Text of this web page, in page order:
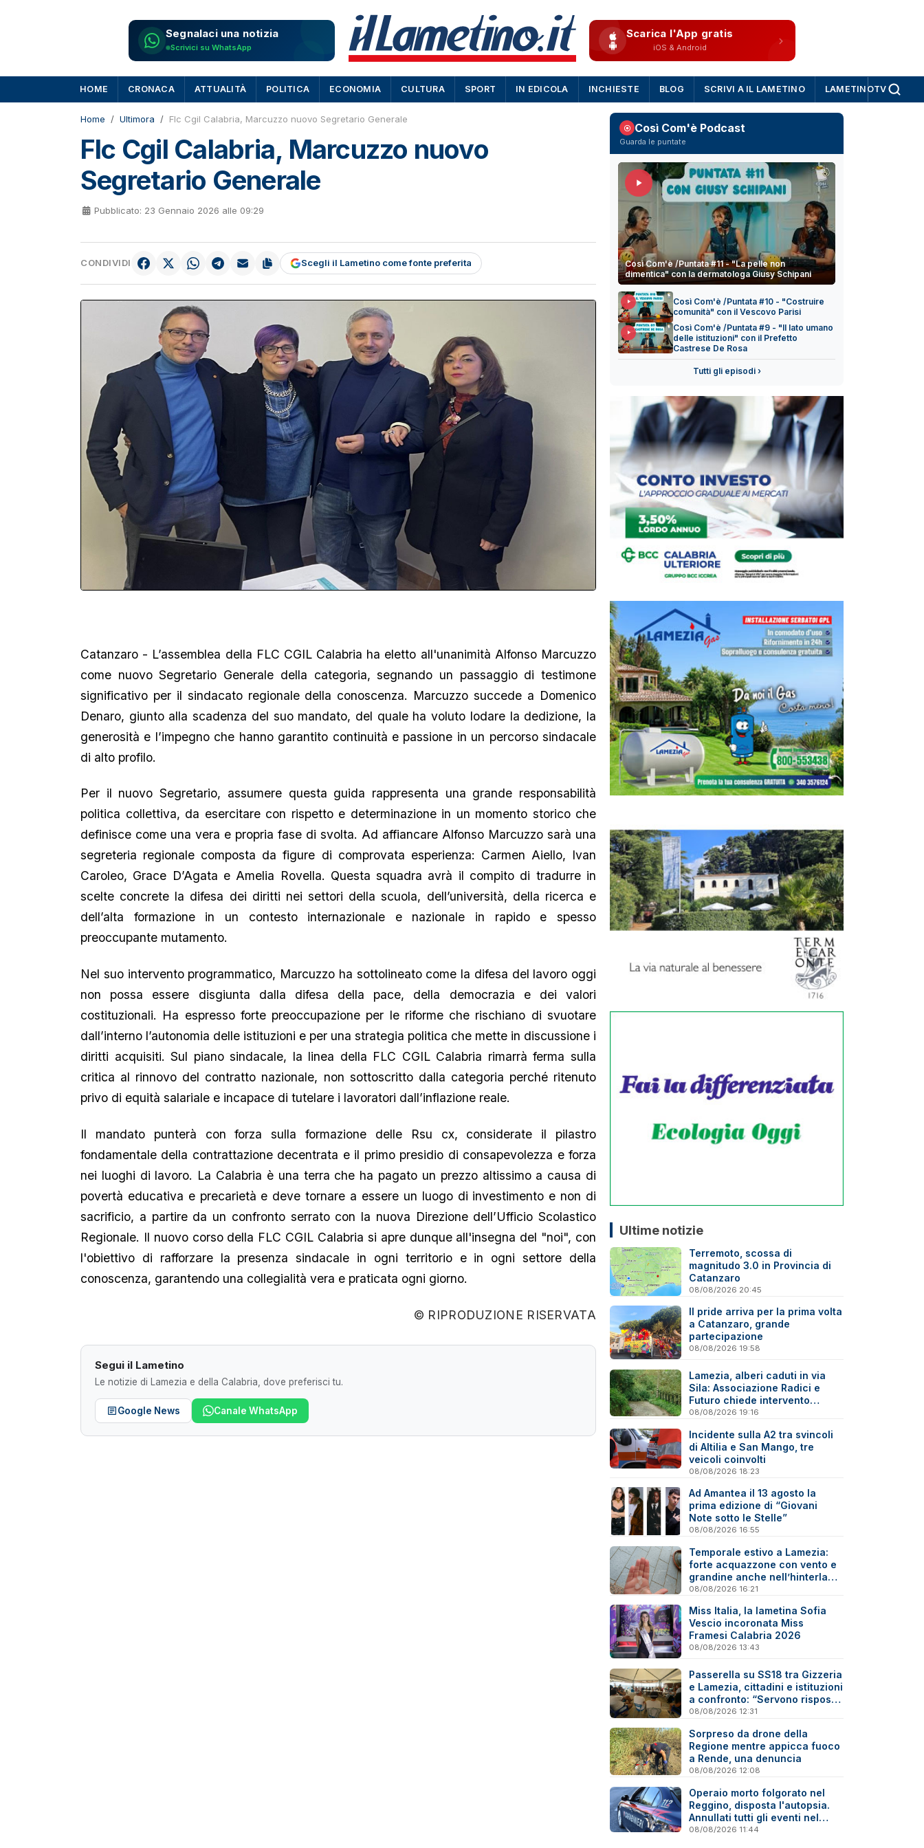
Segnalaci una notizia
Scrivici su WhatsApp
Scarica l'App gratis
iOS & Android
HOME CRONACA ATTUALITÀ POLITICA ECONOMIA CULTURA SPORT IN EDICOLA INCHIESTE BLOG SCRIVI A IL LAMETINO LAMETINOTV
Home Ultimora Flc Cgil Calabria, Marcuzzo nuovo Segretario Generale
Flc Cgil Calabria, Marcuzzo nuovo
Segretario Generale
Pubblicato: 23 Gennaio 2026 alle 09:29
CONDIVIDI Scegli il Lametino come fonte preferita
Catanzaro - L’assemblea della FLC CGIL Calabria ha eletto all'unanimità Alfonso Marcuzzo
come nuovo Segretario Generale della categoria, segnando un passaggio di testimone
significativo per il sindacato regionale della conoscenza. Marcuzzo succede a Domenico
Denaro, giunto alla scadenza del suo mandato, del quale ha voluto lodare la dedizione, la
generosità e l’impegno che hanno garantito continuità e passione in un percorso sindacale
di alto profilo.
Per il nuovo Segretario, assumere questa guida rappresenta una grande responsabilità
politica collettiva, da esercitare con rispetto e determinazione in un momento storico che
definisce come una vera e propria fase di svolta. Ad affiancare Alfonso Marcuzzo sarà una
segreteria regionale composta da figure di comprovata esperienza: Carmen Aiello, Ivan
Caroleo, Grace D’Agata e Amelia Rovella. Questa squadra avrà il compito di tradurre in
scelte concrete la difesa dei diritti nei settori della scuola, dell’università, della ricerca e
dell’alta formazione in un contesto internazionale e nazionale in rapido e spesso
preoccupante mutamento.
Nel suo intervento programmatico, Marcuzzo ha sottolineato come la difesa del lavoro oggi
non possa essere disgiunta dalla difesa della pace, della democrazia e dei valori
costituzionali. Ha espresso forte preoccupazione per le riforme che rischiano di svuotare
dall’interno l’autonomia delle istituzioni e per una strategia politica che mette in discussione i
diritti acquisiti. Sul piano sindacale, la linea della FLC CGIL Calabria rimarrà ferma sulla
critica al rinnovo del contratto nazionale, non sottoscritto dalla categoria perché ritenuto
privo di equità salariale e incapace di tutelare i lavoratori dall’inflazione reale.
Il mandato punterà con forza sulla formazione delle Rsu cx, considerate il pilastro
fondamentale della contrattazione decentrata e il primo presidio di consapevolezza e forza
nei luoghi di lavoro. La Calabria è una terra che ha pagato un prezzo altissimo a causa di
povertà educativa e precarietà e deve tornare a essere un luogo di investimento e non di
sacrificio, a partire da un confronto serrato con la nuova Direzione dell’Ufficio Scolastico
Regionale. Il nuovo corso della FLC CGIL Calabria si apre dunque all'insegna del "noi", con
l'obiettivo di rafforzare la presenza sindacale in ogni territorio e in ogni settore della
conoscenza, garantendo una collegialità vera e praticata ogni giorno.
© RIPRODUZIONE RISERVATA
Segui il Lametino
Le notizie di Lamezia e della Calabria, dove preferisci tu.
Google News Canale WhatsApp
Così Com'è Podcast
Guarda le puntate
Così Com'è /Puntata #11 - "La pelle non
dimentica" con la dermatologa Giusy Schipani
Così Com'è /Puntata #10 - "Costruire
comunità" con il Vescovo Parisi
Così Com'è /Puntata #9 - "Il lato umano
delle istituzioni" con il Prefetto
Castrese De Rosa
Tutti gli episodi ›
Ultime notizie
Terremoto, scossa di
magnitudo 3.0 in Provincia di
Catanzaro
08/08/2026 20:45
Il pride arriva per la prima volta
a Catanzaro, grande
partecipazione
08/08/2026 19:58
Lamezia, alberi caduti in via
Sila: Associazione Radici e
Futuro chiede intervento
immediato
08/08/2026 19:16
Incidente sulla A2 tra svincoli
di Altilia e San Mango, tre
veicoli coinvolti
08/08/2026 18:23
Ad Amantea il 13 agosto la
prima edizione di “Giovani
Note sotto le Stelle”
08/08/2026 16:55
Temporale estivo a Lamezia:
forte acquazzone con vento e
grandine anche nell’hinterland
- Video
08/08/2026 16:21
Miss Italia, la lametina Sofia
Vescio incoronata Miss
Framesi Calabria 2026
08/08/2026 13:43
Passerella su SS18 tra Gizzeria
e Lamezia, cittadini e istituzioni
a confronto: “Servono risposte
e tempi certi”
08/08/2026 12:31
Sorpreso da drone della
Regione mentre appicca fuoco
a Rende, una denuncia
08/08/2026 12:08
Operaio morto folgorato nel
Reggino, disposta l'autopsia.
Annullati tutti gli eventi nel
paese della tragedia
08/08/2026 11:44